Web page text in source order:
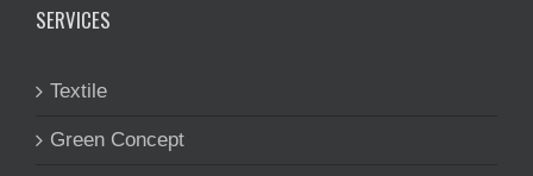
SERVICES
Textile
Green Concept